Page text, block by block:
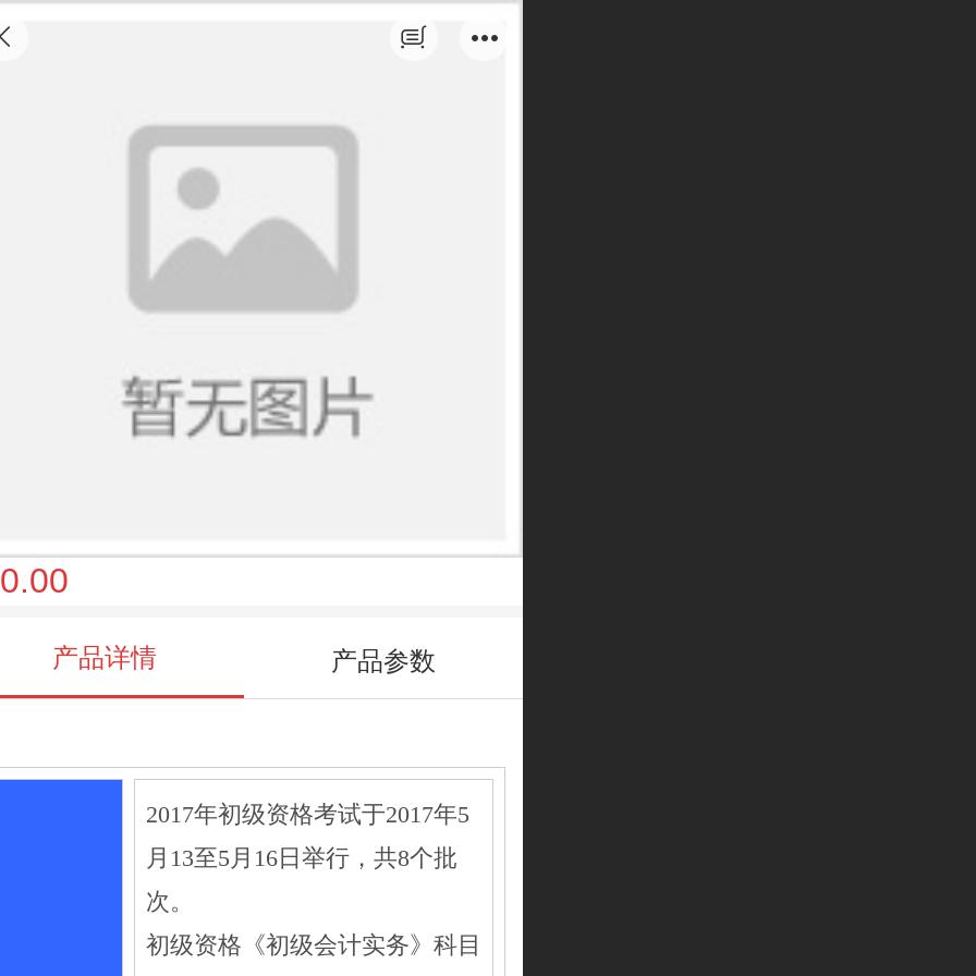
产品详情 产品参数
2017年初级资格考试于2017年5
月13至5月16日举行，共8个批
次。
初级资格《初级会计实务》科目